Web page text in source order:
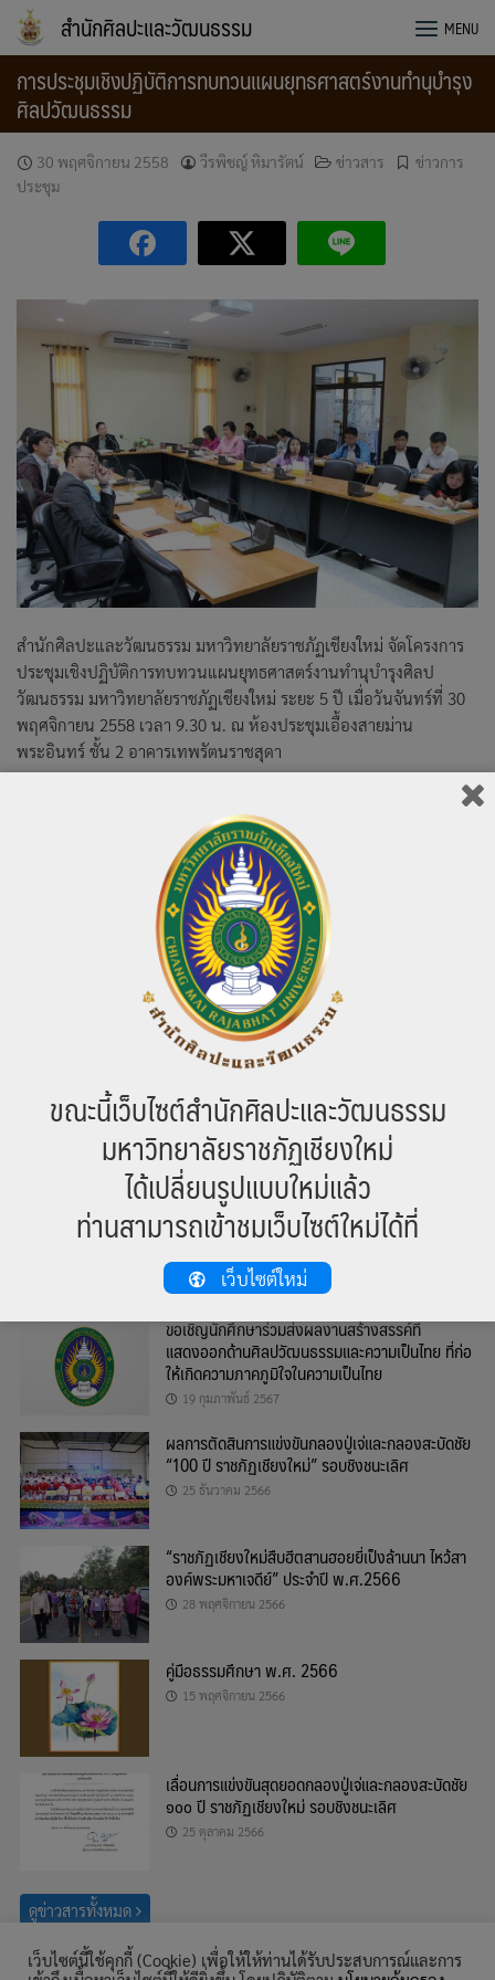
Skip
สำนักศิลปะและวัฒนธรรม MENU
การประชุมเชิงปฏิบัติการทบทวนแผนยุทธศาสตร์งานทำนุบำรุง
ศิลปวัฒนธรรม
30 พฤศจิกายน 2558 วีรพิชญ์ หิมารัตน์ ข่าวสาร
ข่าวการ
ประชุม
สำนักศิลปะและวัฒนธรรม มหาวิทยาลัยราชภัฏเชียงใหม่ จัดโครงการ
ประชุมเชิงปฏิบัติการทบทวนแผนยุทธศาสตร์งานทำนุบำรุงศิลป
วัฒนธรรม มหาวิทยาลัยราชภัฏเชียงใหม่ ระยะ 5 ปี เมื่อวันจันทร์ที่ 30
พฤศจิกายน 2558 เวลา 9.30 น. ณ ห้องประชุมเอื้องสายม่าน
พระอินทร์ ชั้น 2 อาคารเทพรัตนราชสุดา
598 total views, 1 views today
ขอเชิญนักศึกษาร่วมส่งผลงานสร้างสรรค์ที่
แสดงออกด้านศิลปวัฒนธรรมและความเป็นไทย ที่ก่อ
ให้เกิดความภาคภูมิใจในความเป็นไทย
19 กุมภาพันธ์ 2567
ผลการตัดสินการแข่งขันกลองปู่เจ่และกลองสะบัดชัย
“100 ปี ราชภัฏเชียงใหม่” รอบชิงชนะเลิศ
25 ธันวาคม 2566
“ราชภัฏเชียงใหม่สืบฮีตสานฮอยยี่เป็งล้านนา ไหว้สา
องค์พระมหาเจดีย์” ประจำปี พ.ศ.2566
28 พฤศจิกายน 2566
คู่มือธรรมศึกษา พ.ศ. 2566
15 พฤศจิกายน 2566
เลื่อนการแข่งขันสุดยอดกลองปู่เจ่และกลองสะบัดชัย
๑๐๐ ปี ราชภัฏเชียงใหม่ รอบชิงชนะเลิศ
25 ตุลาคม 2566
ดูข่าวสารทั้งหมด
ค้นหา
ขณะนี้เว็บไซต์สำนักศิลปะและวัฒนธรรม
มหาวิทยาลัยราชภัฏเชียงใหม่
ได้เปลี่ยนรูปแบบใหม่แล้ว
ท่านสามารถเข้าชมเว็บไซต์ใหม่ได้ที่
เว็บไซต์ใหม่
เว็บไซต์นี้ใช้คุกกี้ (Cookie) เพื่อให้ให้ท่านได้รับประสบการณ์และการ